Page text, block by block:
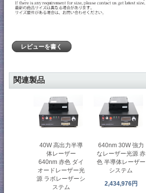
レビューを書く
関連製品
40W 高出力半導
体レーザー
640nm 赤色 ダイ
オードレーザー光
源 ラボレーザーシ
ステム
640nm 30W 強力
なレーザー光源 赤
色 半導体レーザー
システム
2,434,976円